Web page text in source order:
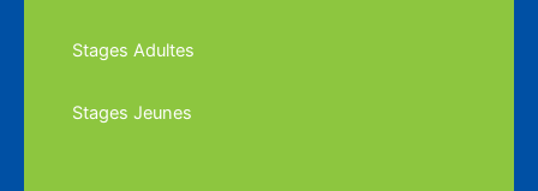
Stages Adultes
Stages Jeunes